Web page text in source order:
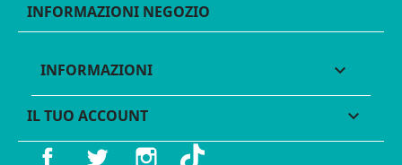
INFORMAZIONI NEGOZIO
INFORMAZIONI 
IL TUO ACCOUNT 
Facebook Twitter Instagram